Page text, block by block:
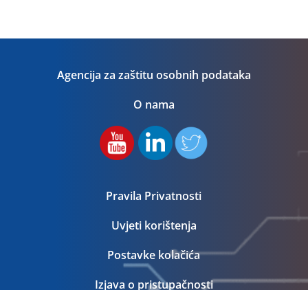
Agencija za zaštitu osobnih podataka
O nama
Pravila Privatnosti
Uvjeti korištenja
Postavke kolačića
Izjava o pristupačnosti